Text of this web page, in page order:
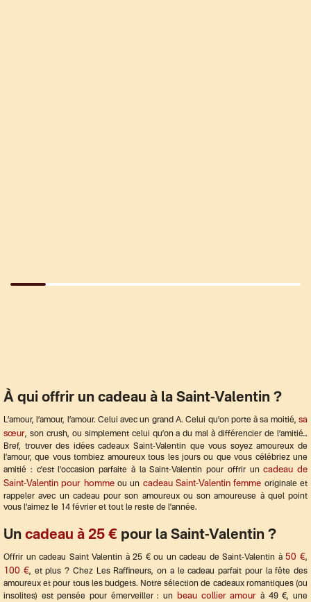
À qui offrir un cadeau à la Saint-Valentin ?
L’amour, l’amour, l’amour. Celui avec un grand A. Celui qu’on porte à sa moitié, sa
sœur, son crush, ou simplement celui qu’on a du mal à différencier de l’amitié…
Bref, trouver des idées cadeaux Saint-Valentin que vous soyez amoureux de
l’amour, que vous tombiez amoureux tous les jours ou que vous célébriez une
amitié : c'est l'occasion parfaite à la Saint-Valentin pour offrir uncadeau de
Saint-Valentin pour hommeou un cadeau Saint-Valentin femme originale et
rappeler avec un cadeau pour son amoureux ou son amoureuse à quel point
vous l’aimez le 14 février et tout le reste de l'année.
Un cadeau à 25 € pour la Saint-Valentin ?
Offrir un cadeau Saint Valentin à 25 € ou un cadeau de Saint-Valentin à50 €,
100 €, et plus ? Chez Les Raffineurs, on a le cadeau parfait pour la fête des
amoureux et pour tous les budgets. Notre sélection de cadeaux romantiques (ou
insolites) est pensée pour émerveiller : un
beau collier amour à 49 €, une